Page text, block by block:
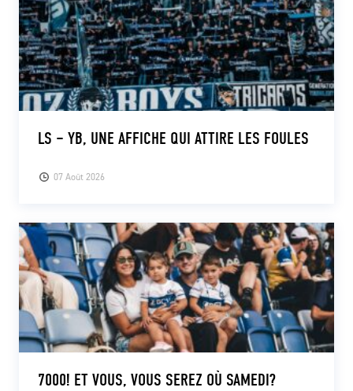
CONTACT
ACTUALITÉS
LS E-SHOP
PRESSE ET MEDIAS
07 Août 2026
LS – YB, UNE AFFICHE QUI ATTIRE LES FOULES
7000! ET VOUS, VOUS SEREZ OÙ SAMEDI?